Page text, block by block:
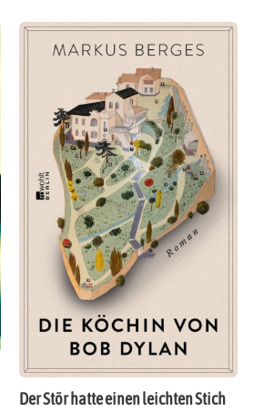
Der Stör hatte einen leichten Stich